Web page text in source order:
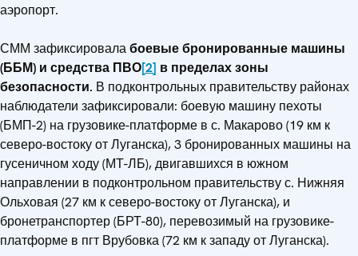
аэропорт.
СММ зафиксировалабоевые бронированные машины
(ББМ) и средства ПВО[2] в пределах зоны
безопасности. В подконтрольных правительству районах
наблюдатели зафиксировали: боевую машину пехоты
(БМП-2) на грузовике-платформе в с. Макарово (19 км к
северо-востоку от Луганска), 3 бронированных машины на
гусеничном ходу (МТ-ЛБ), двигавшихся в южном
направлении в подконтрольном правительству с. Нижняя
Ольховая (27 км к северо-востоку от Луганска), и
бронетранспортер (БРТ-80), перевозимый на грузовике-
платформе в пгт Врубовка (72 км к западу от Луганска).